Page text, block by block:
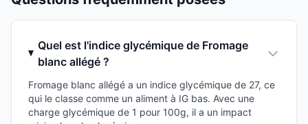
Quel est l'indice glycémique de Fromage
blanc allégé ?
Fromage blanc allégé a un indice glycémique de 27, ce
qui le classe comme un aliment à IG bas. Avec une
charge glycémique de 1 pour 100g, il a un impact